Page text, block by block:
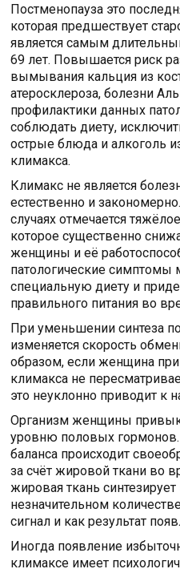
Постменопауза это
которая предшествует
является самым
69 лет. Повышается риск
вымывания кальция из
атеросклероза, болезни
профилактики данных
соблюдать диету,
острые блюда и алкоголь
климакса.
Климакс не является
естественно и
случаях отмечается
которое существенно
женщины и её
патологические симптомы
специальную диету и
правильного питания во
При уменьшении синтеза
изменяется скорость
образом, если женщина
климакса не
это неуклонно приводит к
Организм женщины
уровню половых
баланса происходит
за счёт жировой ткани во
жировая ткань
незначительном
сигнал и как результат
Иногда появление
климаксе имеет